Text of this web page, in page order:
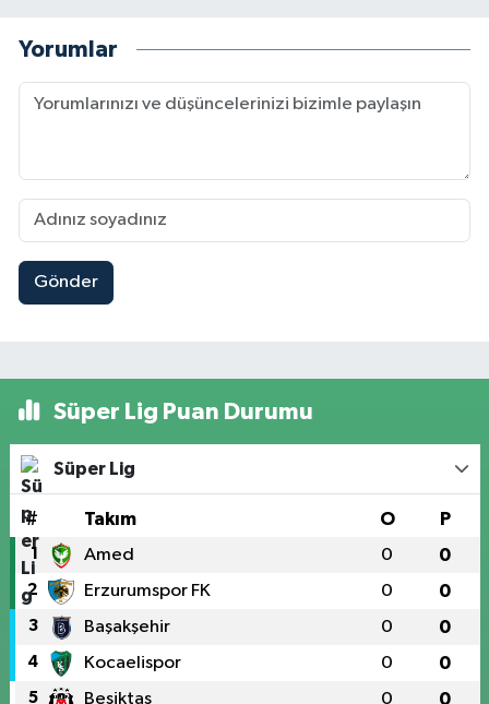
Yorumlar
Gönder
Süper Lig Puan Durumu
Süper Lig
# Takım O P
1 Amed 0 0
2 Erzurumspor FK 0 0
3 Başakşehir 0 0
4 Kocaelispor 0 0
5 Beşiktaş 0 0